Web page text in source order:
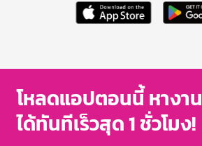
โหลดแอปตอนนี้ หางาน
ได้ทันทีเร็วสุด 1 ชั่วโมง!